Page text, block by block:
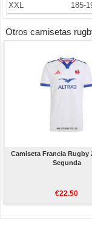
XXL
185-
Otros camisetas
Camiseta Francia Rugby
Segunda
€22.50